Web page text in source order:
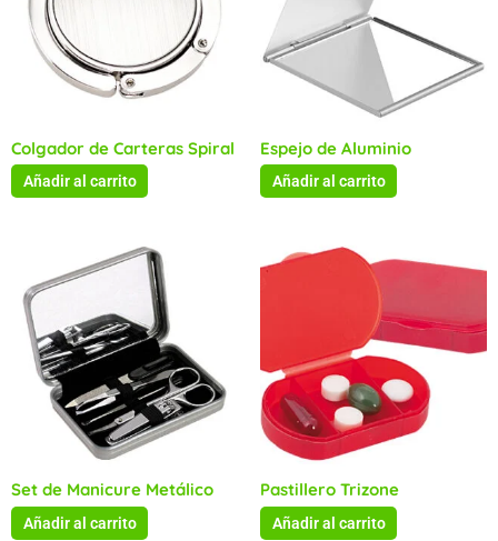
Colgador de Carteras Spiral
Añadir al carrito
Espejo de Aluminio
Añadir al carrito
Set de Manicure Metálico
Añadir al carrito
Pastillero Trizone
Añadir al carrito